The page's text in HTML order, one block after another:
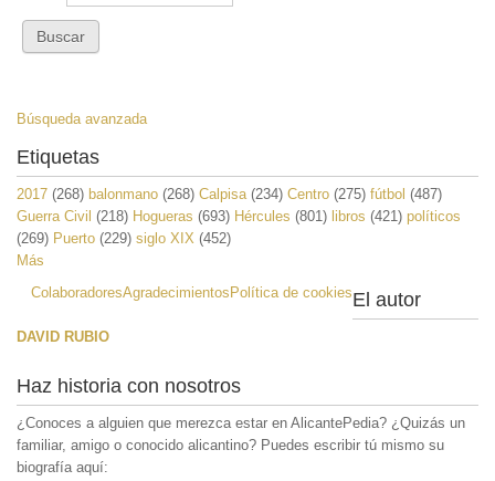
Búsqueda avanzada
Etiquetas
2017 (268) balonmano (268) Calpisa(234) Centro (275) fútbol (487)
Guerra Civil (218) Hogueras (693) Hércules (801) libros (421) políticos
(269) Puerto (229) siglo XIX (452)
Más
ColaboradoresAgradecimientosPolítica de cookiesEl autor
DAVID RUBIO
Haz historia con nosotros
¿Conoces a alguien que merezca estar en AlicantePedia? ¿Quizás un
familiar, amigo o conocido alicantino? Puedes escribir tú mismo su
biografía aquí: